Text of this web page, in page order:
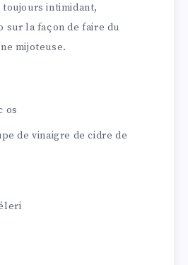
intimidant,
sur la façon de faire du
mijoteuse.
os
de vinaigre de cidre de